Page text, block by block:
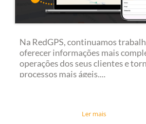
Na RedGPS, continuamos
oferecer informações mais
operações dos seus clientes e
processos mais ágeis....